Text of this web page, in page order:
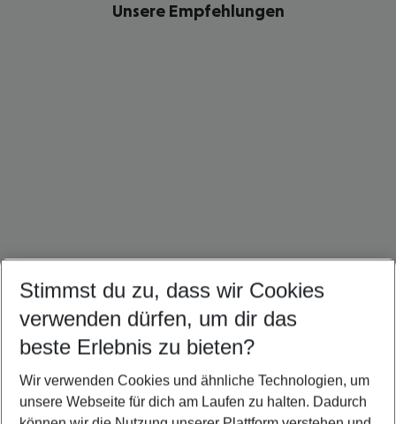
Unsere Empfehlungen
Quicklinks
Stimmst du zu, dass wir Cookies
verwenden dürfen, um dir das
beste Erlebnis zu bieten?
Wir verwenden Cookies und ähnliche Technologien, um
unsere Webseite für dich am Laufen zu halten. Dadurch